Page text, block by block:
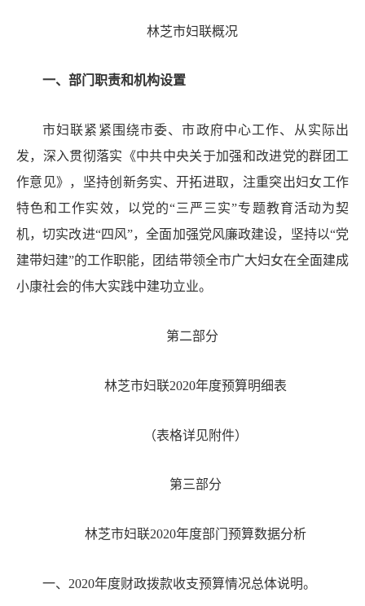
林芝市妇联概况
一、 部门 职责和机构设置
市妇联紧紧围绕市委、市政府中心工作、从实际出
发， 深入贯彻落实《中共中央关于加强和改进党的群团工
作意见》， 坚持创新务实、开拓进取，注重突出妇女工作
特色和工作实效， 以党的“三严三实”专题教育活动为契
机，切实改进“四风”，全面加强党风廉政建设， 坚持以“党
建带妇建”的工作职能，
团结带领全市广大妇女在全面建成
小康社会的伟大实践中建功立业。
第二部分
林芝市妇联2020年度预算明细表
（表格详见附件）
第三部分
林芝市妇联2020年度部门预算数据分析
一、 2020年度财政拨款收支预算情况总体说明。